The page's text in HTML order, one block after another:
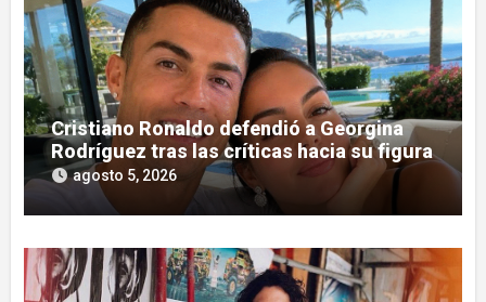
Cristiano Ronaldo defendió a Georgina
Rodríguez tras las críticas hacia su figura
agosto 5, 2026